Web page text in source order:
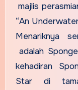
majlis
“An
Menariknya
adalah
kehadiran
Star di